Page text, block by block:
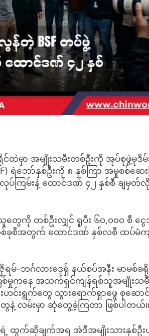
ထဲမှာ အမျိုးသမီးတစ်ဦးကို အုပ်စုဖွဲ့မုဒိမ်း
ဘော်နှစ်ဦးကို ၈ နှစ်ကြာ အမှုစစ်ဆေး
ြမ်းနဲ့ ထောင်ဒဏ် ၄၂ နှစ်စီ ချမှတ်လို
တွေကို တစ်ဦးလျှင် ရူပီး ၆၀,၀၀၀ စီ ငွ
ခုစီအတွက် ထောင်ဒဏ် နှစ်လစီ ထပ်မံကျ
-ဘင်္ဂလားဒေ့ရှ် နယ်စပ်အနီး မာမစ်ခရို
ပြစ်မှုကနေ အသက်ရှင်ကျန်ရစ်သူအမျိုးသ
င်းရွက်တွေ သွားရောက်ရှာဖွေ စုဆော
နဲ့ လမ်းမှာ ဆုံတွေ့ခဲ့ကြတာ ဖြစ်ပါတယ်။
ထွက်ဆိုချက်အရ အဲဒီအမျိုးသားနှစ်ဦ